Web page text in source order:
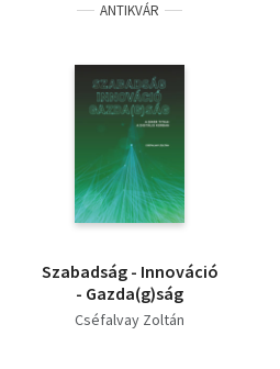
ANTIKVÁR
Szabadság - Innováció
- Gazda(g)ság
Cséfalvay Zoltán